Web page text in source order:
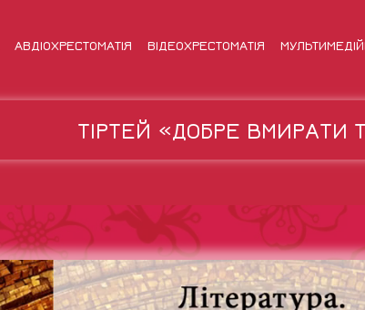
АВДІОХРЕСТОМАТІЯ ВІДЕОХРЕСТОМАТІЯ
ТІРТЕЙ «ДОБРЕ ВМИРАТИ